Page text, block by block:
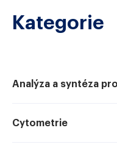
Kategorie
Analýza a syntéza
Cytometrie